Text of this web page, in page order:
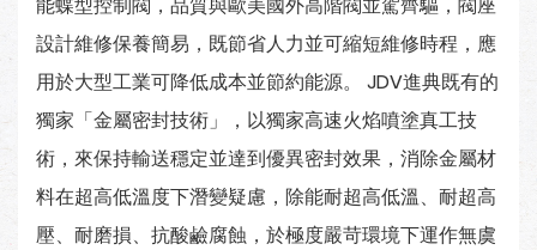
設計維修保養簡易，既節省人力並可縮短維修時程，應
用於大型工業可降低成本並節約能源。 JDV進典既有的
獨家「金屬密封技術」，以獨家高速火焰噴塗真工技
術，來保持輸送穩定並達到優異密封效果，消除金屬材
料在超高低溫度下潛變疑慮，除能耐超高低溫、耐超高
壓、耐磨損、抗酸鹼腐蝕，於極度嚴苛環境下運作無虞